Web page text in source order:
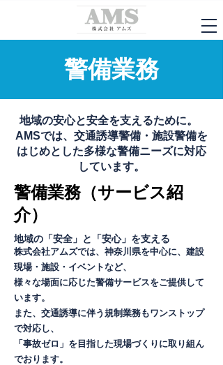
​警備業務
地域の安心と安全を支えるために。
AMSでは、交通誘導警備・施設警備を
はじめとした多様な警備ニーズに対応
しています。
警備業務（サービス紹
介）
地域の「安全」と「安心」を支える
株式会社アムズでは、神奈川県を中心に、建設
現場・施設・イベントなど、
様々な場面に応じた警備サービスをご提供して
います。
また、交通誘導に伴う規制業務もワンストップ
で対応し、
「事故ゼロ」を目指した現場づくりに取り組ん
でおります。